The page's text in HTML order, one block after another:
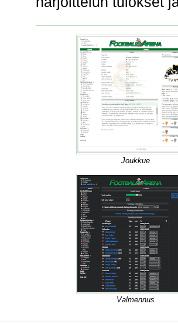
Joukkue
Valmennus